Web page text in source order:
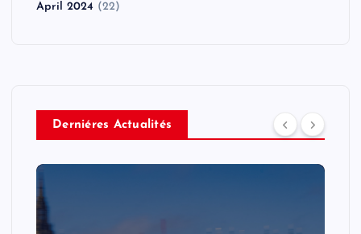
April 2024 (22)
Derniéres Actualités